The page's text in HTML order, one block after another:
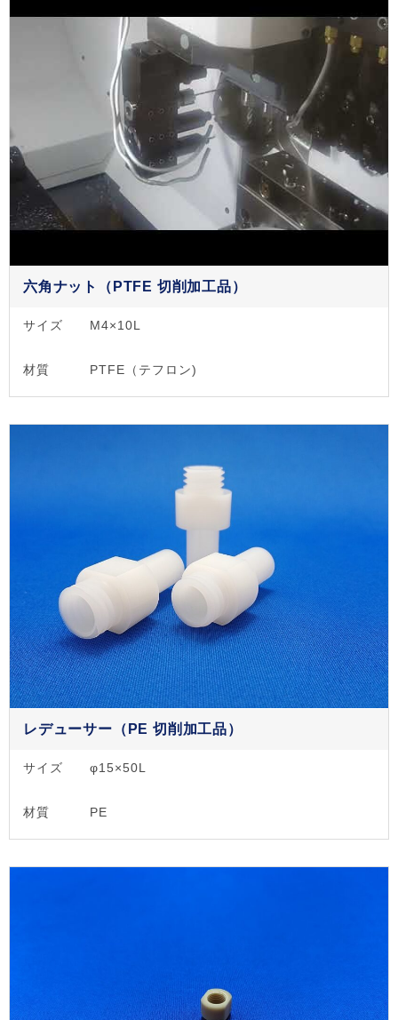
六角ナット（PTFE 切削加工品）
サイズ M4×10L
材質 PTFE（テフロン)
レデューサー（PE 切削加工品）
サイズ φ15×50L
材質 PE